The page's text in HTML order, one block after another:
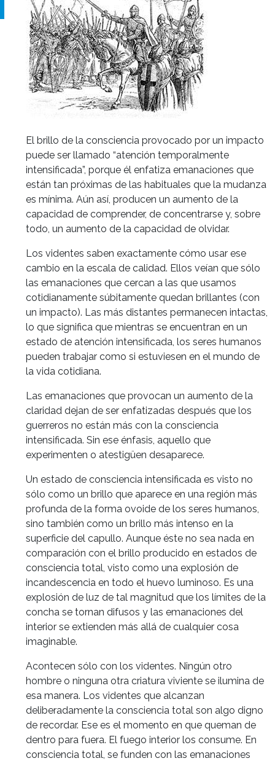
El brillo de la consciencia provocado por un impacto
puede ser llamado “atención temporalmente
intensificada”, porque él enfatiza emanaciones que
están tan próximas de las habituales que la mudanza
es mínima. Aún así, producen un aumento de la
capacidad de comprender, de concentrarse y, sobre
todo, un aumento de la capacidad de olvidar.
Los videntes saben exactamente cómo usar ese
cambio en la escala de calidad. Ellos veían que sólo
las emanaciones que cercan a las que usamos
cotidianamente súbitamente quedan brillantes (con
un impacto). Las más distantes permanecen intactas,
lo que significa que mientras se encuentran en un
estado de atención intensificada, los seres humanos
pueden trabajar como si estuviesen en el mundo de
la vida cotidiana.
Las emanaciones que provocan un aumento de la
claridad dejan de ser enfatizadas después que los
guerreros no están más con la consciencia
intensificada. Sin ese énfasis, aquello que
experimenten o atestigüen desaparece.
Un estado de consciencia intensificada es visto no
sólo como un brillo que aparece en una región más
profunda de la forma ovoide de los seres humanos,
sino también como un brillo más intenso en la
superficie del capullo. Aunque éste no sea nada en
comparación con el brillo producido en estados de
consciencia total, visto como una explosión de
incandescencia en todo el huevo luminoso. Es una
explosión de luz de tal magnitud que los límites de la
concha se tornan difusos y las emanaciones del
interior se extienden más allá de cualquier cosa
imaginable.
Acontecen sólo con los videntes. Ningún otro
hombre o ninguna otra criatura viviente se ilumina de
esa manera. Los videntes que alcanzan
deliberadamente la consciencia total son algo digno
de recordar. Ese es el momento en que queman de
dentro para fuera. El fuego interior los consume. En
consciencia total, se funden con las emanaciones